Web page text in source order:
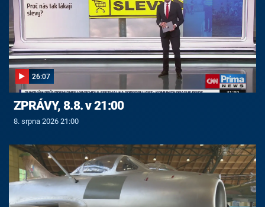
26:07
ZPRÁVY, 8.8. v 21:00
8. srpna 2026 21:00